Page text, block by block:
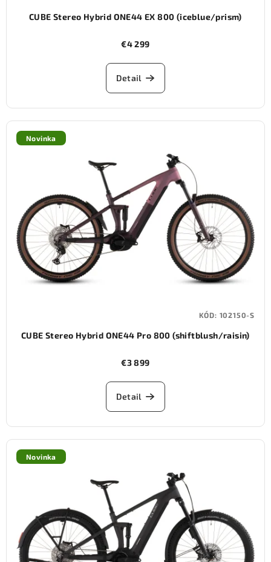
CUBE Stereo Hybrid ONE44 EX 800 (iceblue/prism)
€4 299
Detail
Novinka
CUBE Stereo Hybrid ONE44 Pro 800 (shiftblush/raisin)
€3 899
Detail
KÓD: 102150-S
Novinka